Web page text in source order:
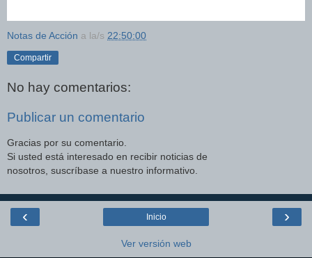
Notas de Acción a la/s 22:50:00
Compartir
No hay comentarios:
Publicar un comentario
Gracias por su comentario.
Si usted está interesado en recibir noticias de
nosotros, suscríbase a nuestro informativo.
‹ ›
Inicio
Ver versión web